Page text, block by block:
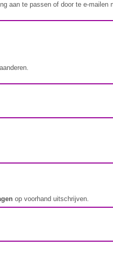
aan te passen of door te e-mailen
op voorhand uitschrijven.